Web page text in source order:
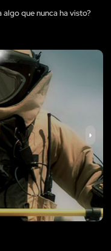
que nunca ha visto?